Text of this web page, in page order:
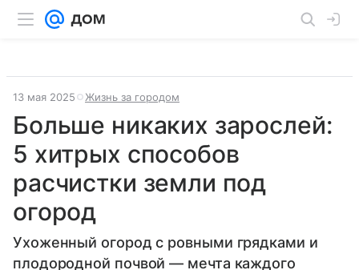
13 мая 2025 Жизнь за городом
Больше никаких зарослей:
5 хитрых способов
расчистки земли под
огород
Ухоженный огород с ровными грядками и
плодородной почвой — мечта каждого